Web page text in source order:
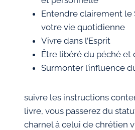
Entendre clairement le
votre vie quotidienne
Vivre dans l’Esprit
Être libéré du péché et
Surmonter l’influence
suivre les instructions
livre, vous passerez du
charnel à celui de chrétien